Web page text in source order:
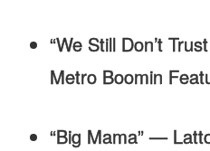
“We Still Don’t
Metro Boomin
“Big Mama” —